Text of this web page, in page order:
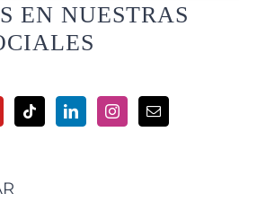
EN NUESTRAS